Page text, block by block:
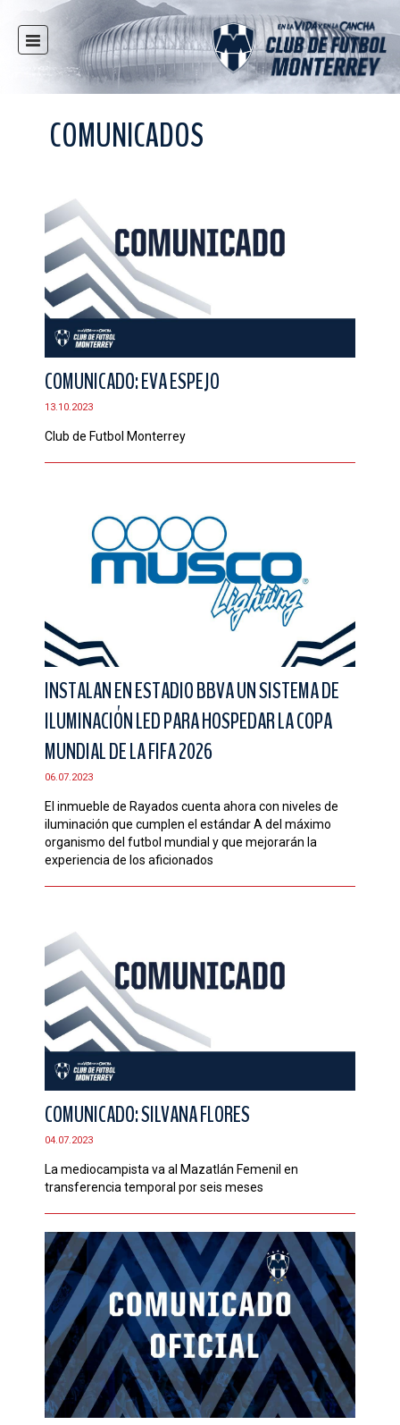
INICIO
NOTICIAS
RAYADAS
FUERZAS BÁSICAS
RESPONSABILIDAD SOCIAL
TAQUILLA
TIENDA
ESTADIO
PRENSA
CONTACTO
COMUNICADOS
COMUNICADO: EVA ESPEJO
13.10.2023
Club de Futbol Monterrey
INSTALAN EN ESTADIO BBVA UN SISTEMA DE
ILUMINACIÓN LED PARA HOSPEDAR LA COPA
MUNDIAL DE LA FIFA 2026
06.07.2023
El inmueble de Rayados cuenta ahora con niveles de
iluminación que cumplen el estándar A del máximo
organismo del futbol mundial y que mejorarán la
experiencia de los aficionados
COMUNICADO: SILVANA FLORES
04.07.2023
La mediocampista va al Mazatlán Femenil en
transferencia temporal por seis meses